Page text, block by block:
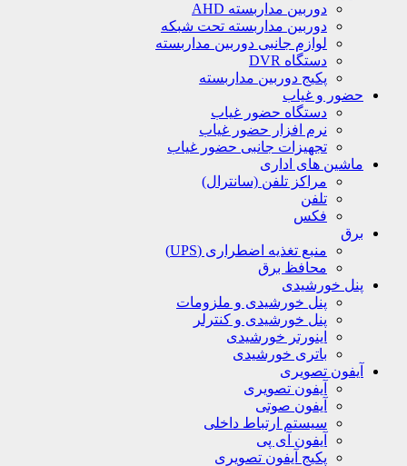
دوربین مداربسته AHD
دوربین مداربسته تحت شبکه
لوازم جانبی دوربین مداربسته
دستگاه DVR
پکیج دوربین مداربسته
حضور و غیاب
دستگاه حضور غیاب
نرم افزار حضور غیاب
تجهیزات جانبی حضور غیاب
ماشین های اداری
مراکز تلفن (سانترال)
تلفن
فکس
برق
منبع تغذیه اضطراری (UPS)
محافظ برق
پنل خورشیدی
پنل خورشیدی و ملزومات
پنل خورشیدی و کنترلر
اینورتر خورشیدی
باتری خورشیدی
آیفون تصویری
آیفون تصویری
آیفون صوتی
سیستم ارتباط داخلی
آیفون آی پی
پکیج آیفون تصویری